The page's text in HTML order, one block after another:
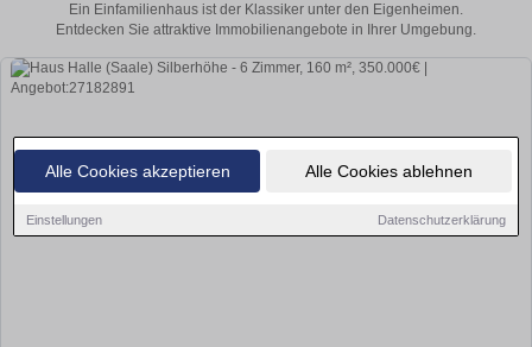
Alle Cookies akzeptieren Alle Cookies ablehnen
Einstellungen Datenschutzerklärung
Ein Einfamilienhaus ist der Klassiker unter den Eigenheimen.
Entdecken Sie attraktive Immobilienangebote in Ihrer Umgebung.